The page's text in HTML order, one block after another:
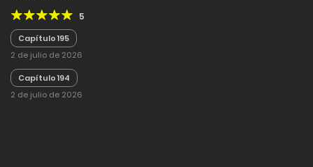
abdominales?
5
Capítulo 195
2 de julio de 2026
Capítulo 194
2 de julio de 2026